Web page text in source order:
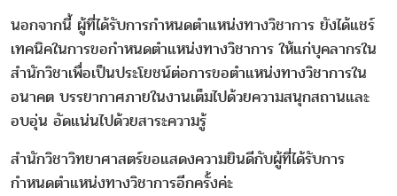
นอกจากนี้ ผู้ที่ได้รับการกำหนดตำแหน่งทางวิชาการ ยังได้แชร์
เทคนิคในการขอกำหนดตำแหน่งทางวิชาการ ให้แก่บุคลากรใน
สำนักวิชาเพื่อเป็นประโยชน์ต่อการขอตำแหน่งทางวิชาการใน
อนาคต บรรยากาศภายในงานเต็มไปด้วยความสนุกสถานและ
อบอุ่น อัดแน่นไปด้วยสาระความรู้
สำนักวิชาวิทยาศาสตร์ขอแสดงความยินดีกับผู้ที่ได้รับการ
กำหนดตำแหน่งทางวิชาการอีกครั้งค่ะ